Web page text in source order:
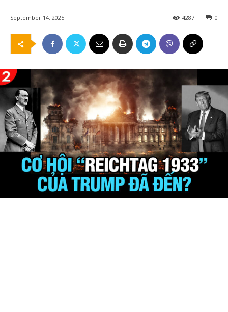
September 14, 2025 0
4287